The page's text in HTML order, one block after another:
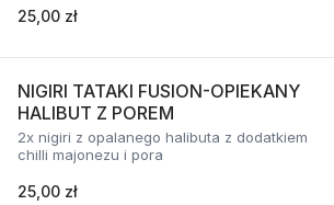
25,00 zł
NIGIRI TATAKI FUSION-OPIEKANY
HALIBUT Z POREM
2x nigiri z opalanego halibuta z dodatkiem
chilli majonezu i pora
25,00 zł